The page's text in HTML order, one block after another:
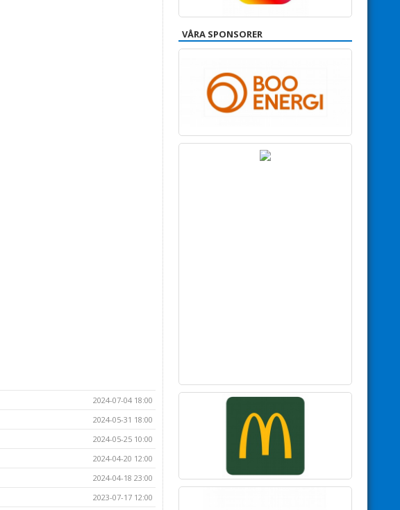
2024-07-04 18:00
2024-05-31 18:00
2024-05-25 10:00
2024-04-20 12:00
2024-04-18 23:00
2023-07-17 12:00
VÅRA SPONSORER